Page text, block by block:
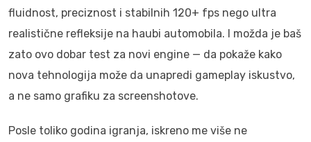
fluidnost, preciznost i stabilnih 120+ fps nego ultra
realistične refleksije na haubi automobila. I možda je baš
zato ovo dobar test za novi engine — da pokaže kako
nova tehnologija može da unapredi gameplay iskustvo,
a ne samo grafiku za screenshotove.
Posle toliko godina igranja, iskreno me više ne